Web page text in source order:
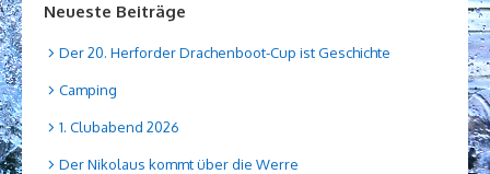
Neueste Beiträge
Der 20. Herforder Drachenboot-Cup ist Geschichte
Camping
1. Clubabend 2026
Der Nikolaus kommt über die Werre